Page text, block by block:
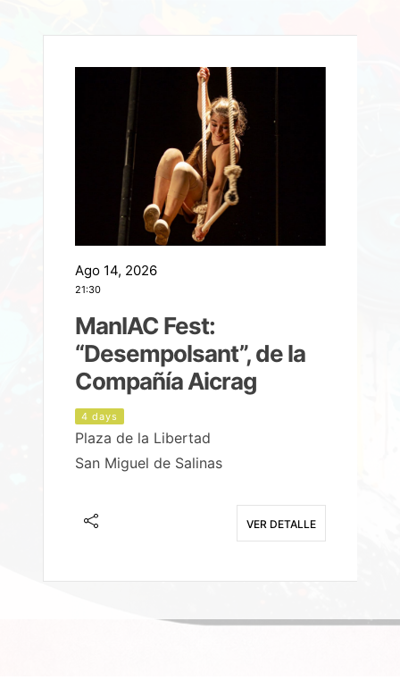
Ago 14, 2026
21:30
ManIAC Fest:
“Desempolsant”, de la
Compañía Aicrag
4 days
Plaza de la Libertad
San Miguel de Salinas
VER DETALLE